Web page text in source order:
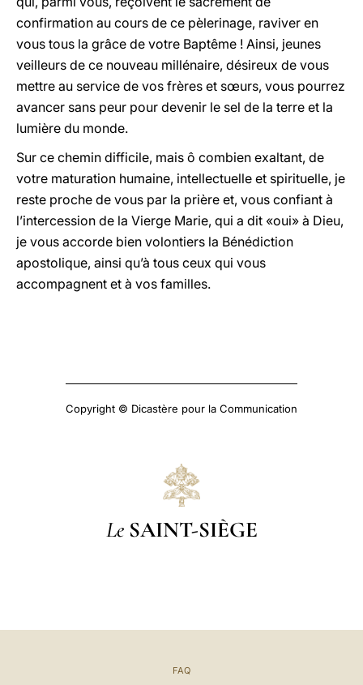
confirmation au cours de ce pèlerinage, raviver en
vous tous la grâce de votre Baptême ! Ainsi, jeunes
veilleurs de ce nouveau millénaire, désireux de vous
mettre au service de vos frères et sœurs, vous pourrez
avancer sans peur pour devenir le sel de la terre et la
lumière du monde.
Sur ce chemin difficile, mais ô combien exaltant, de
votre maturation humaine, intellectuelle et spirituelle, je
reste proche de vous par la prière et, vous confiant à
l’intercession de la Vierge Marie, qui a dit «oui» à Dieu,
je vous accorde bien volontiers la Bénédiction
apostolique, ainsi qu’à tous ceux qui vous
accompagnent et à vos familles.
Copyright © Dicastère pour la Communication
Le SAINT-SIÈGE
FAQ